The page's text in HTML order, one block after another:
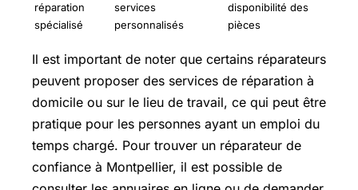
réparation
spécialisé
services
personnalisés
disponibilité des
pièces
Il est important de noter que certains réparateurs
peuvent proposer des services de réparation à
domicile ou sur le lieu de travail, ce qui peut être
pratique pour les personnes ayant un emploi du
temps chargé. Pour trouver un réparateur de
confiance à Montpellier, il est possible de